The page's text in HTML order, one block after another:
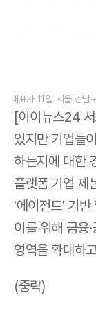
대표가 11일 서울 강
[아이뉴스24
있지만 기업들
하는지에 대한
플랫폼 기업 제
'에이전트' 기반
이를 위해 금융
영역을 확대하
(중략)